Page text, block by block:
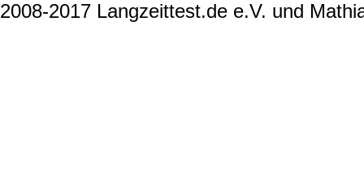
2008-2017 Langzeittest.de e.V. und